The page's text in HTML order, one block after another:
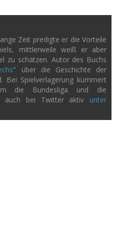
Zeit predigte er die Vorteile
mittlerweile weiß er aber
zu schätzen. Autor des Buchs
" über die Geschichte der
Bei Spielverlagerung kümmert
die Bundesliga und die
auch bei Twitter aktiv unter